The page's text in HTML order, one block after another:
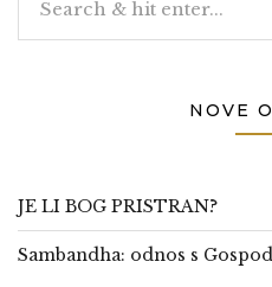
NOVE
JE LI BOG PRISTRAN?
Sambandha: odnos s